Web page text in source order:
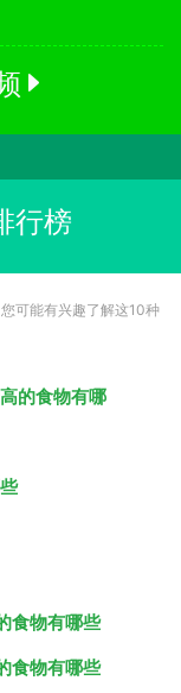
行榜
可能有兴趣了解这10种
的食物有哪
食物有哪些
食物有哪些